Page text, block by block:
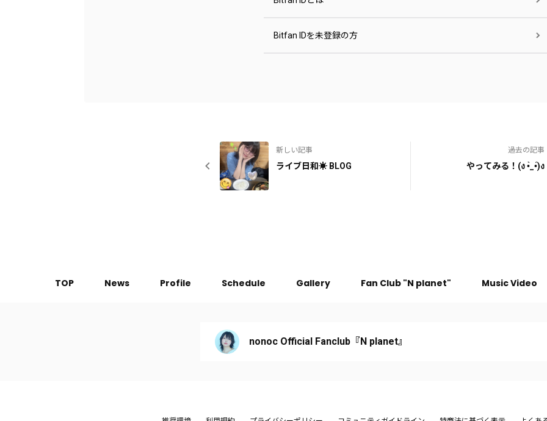
Bitfan IDを未登録の方
新しい記事
ライブ日和☀️ BLOG
過去の記事
やってみる！(ง •̀_•́)ง
TOP News Profile Schedule Gallery Fan Club "N planet" Music Video
nonoc Official Fanclub『N planet』